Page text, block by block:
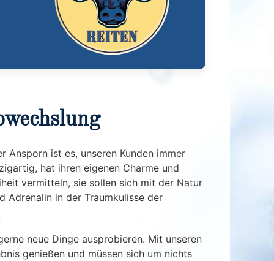
Ansporn ist es, unseren Kunden immer
hat ihren eigenen Charme und
vermitteln, sie sollen sich mit der Natur
Adrenalin in der Traumkulisse der
neue Dinge ausprobieren. Mit unseren
genießen und müssen sich um nichts